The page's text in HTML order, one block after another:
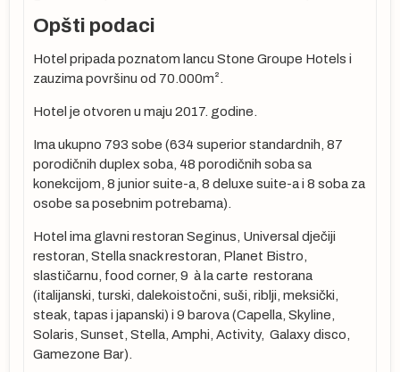
Opšti podaci
Hotel pripada poznatom lancu Stone Groupe Hotels i
zauzima površinu od 70.000m².
Hotel je otvoren u maju 2017. godine.
Ima ukupno 793 sobe (634 superior standardnih, 87
porodičnih duplex soba, 48 porodičnih soba sa
konekcijom, 8 junior suite-a, 8 deluxe suite-a i 8 soba za
osobe sa posebnim potrebama).
Hotel ima glavni restoran Seginus, Universal dječiji
restoran, Stella snack restoran, Planet Bistro,
slastičarnu, food corner, 9 à la carte restorana
(italijanski, turski, dalekoistočni, suši, riblji, meksički,
steak, tapas i japanski) i 9 barova (Capella, Skyline,
Solaris, Sunset, Stella, Amphi, Activity, Galaxy disco,
Gamezone Bar).